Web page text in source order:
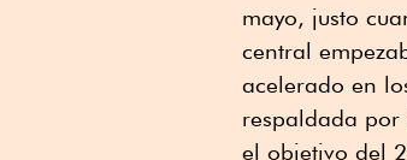
mayo, justo
central
acelerado en
respaldada por
el objetivo del